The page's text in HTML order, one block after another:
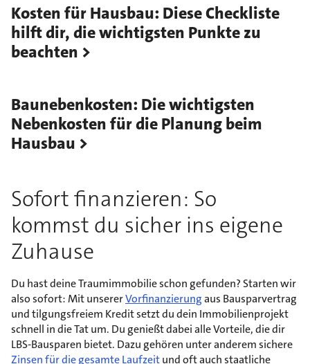
Kosten für Hausbau: Diese Checkliste
hilft dir, die wichtigsten Punkte zu
beachten
Baunebenkosten: Die wichtigsten
Nebenkosten für die Planung beim
Hausbau
Sofort finanzieren: So
kommst du sicher ins eigene
Zuhause
Du hast deine Traumimmobilie schon gefunden? Starten wir
also sofort: Mit unsererVorfinanzierungaus Bausparvertrag
und tilgungsfreiem Kredit setzt du dein Immobilienprojekt
schnell in die Tat um. Du genießt dabei alle Vorteile, die dir
LBS-Bausparen bietet. Dazu gehören unter anderem sichere
Zinsen für die gesamte Laufzeitund oft auch staatliche